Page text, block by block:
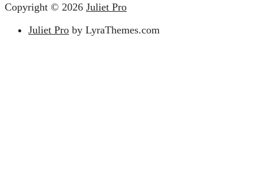
Copyright © 2026 Juliet Pro
Juliet Pro by LyraThemes.com